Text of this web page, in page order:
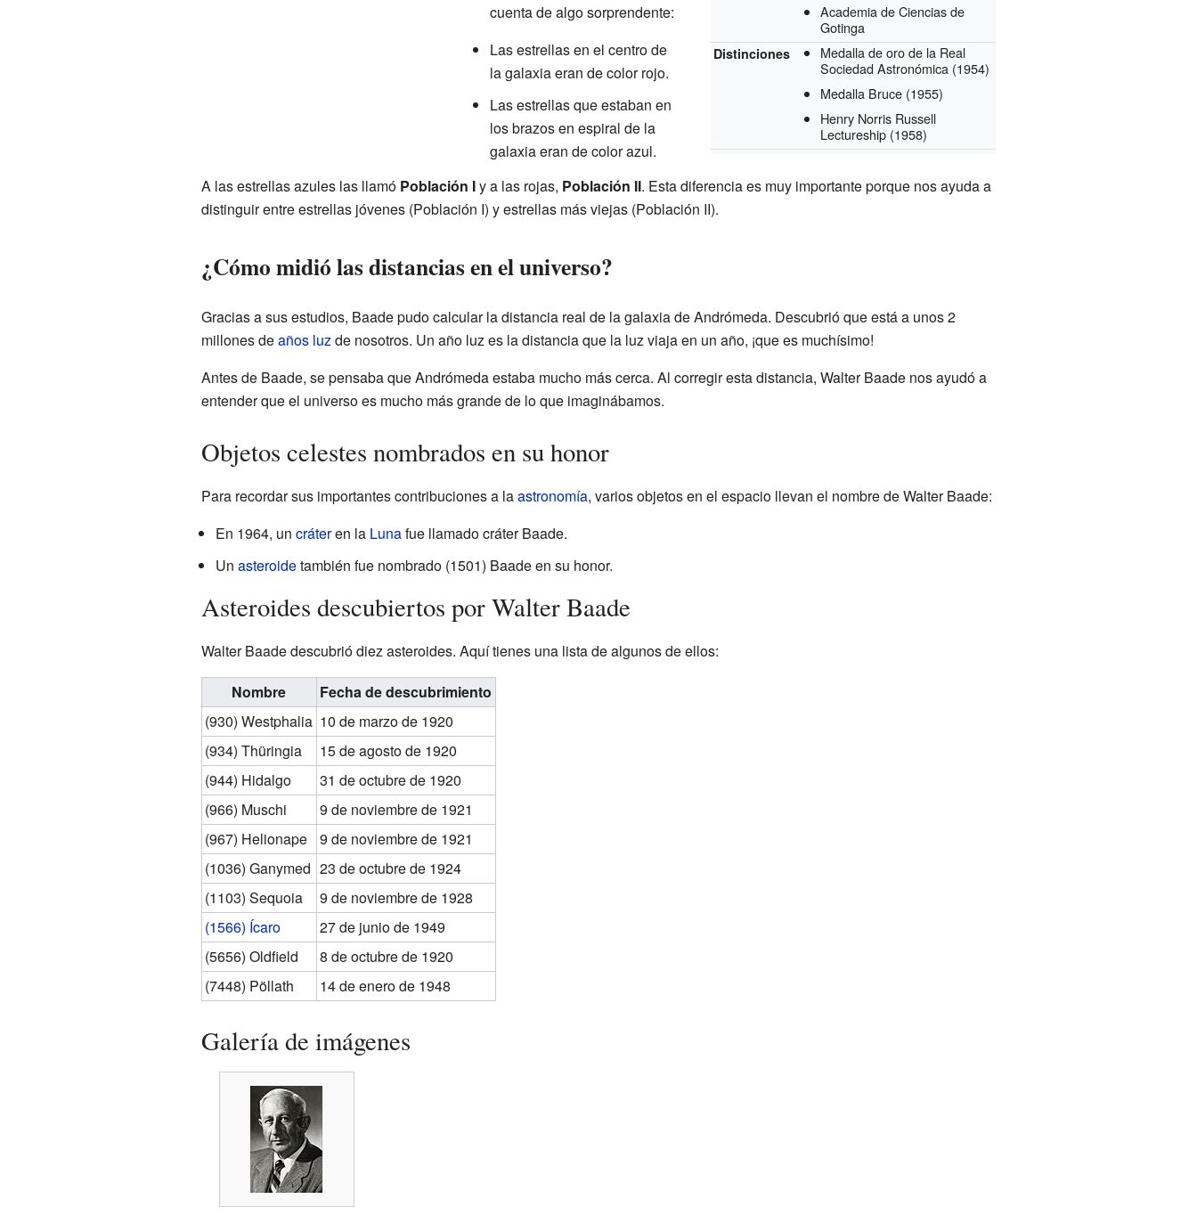
Academia de Ciencias de
Gotinga
Distinciones
Medalla de oro de la Real
Sociedad Astronómica (1954)
Medalla Bruce (1955)
Henry Norris Russell
Lectureship (1958)
cuenta de algo sorprendente:
Las estrellas en el centro de
la galaxia eran de color rojo.
Las estrellas que estaban en
los brazos en espiral de la
galaxia eran de color azul.
A las estrellas azules las llamó Población Iy a las rojas, Población II. Esta diferencia es muy importante porque nos ayuda a
distinguir entre estrellas jóvenes (Población I) y estrellas más viejas (Población II).
¿Cómo midió las distancias en el universo?
Gracias a sus estudios, Baade pudo calcular la distancia real de la galaxia de Andrómeda. Descubrió que está a unos 2
millones deaños luzde nosotros. Un año luz es la distancia que la luz viaja en un año, ¡que es muchísimo!
Antes de Baade, se pensaba que Andrómeda estaba mucho más cerca. Al corregir esta distancia, Walter Baade nos ayudó a
entender que el universo es mucho más grande de lo que imaginábamos.
Objetos celestes nombrados en su honor
Para recordar sus importantes contribuciones a laastronomía, varios objetos en el espacio llevan el nombre de Walter Baade:
En 1964, un cráteren la Lunafue llamado cráter Baade.
Un asteroidetambién fue nombrado (1501) Baade en su honor.
Asteroides descubiertos por Walter Baade
Walter Baade descubrió diez asteroides. Aquí tienes una lista de algunos de ellos:
Nombre
Fecha de descubrimiento
(930) Westphalia 10 de marzo de 1920
(934) Thüringia
15 de agosto de 1920
(944) Hidalgo
31 de octubre de 1920
(966) Muschi
9 de noviembre de 1921
(967) Helionape
9 de noviembre de 1921
(1036) Ganymed 23 de octubre de 1924
(1103) Sequoia
9 de noviembre de 1928
(1566) Ícaro
27 de junio de 1949
(5656) Oldfield
8 de octubre de 1920
(7448) Pöllath
14 de enero de 1948
Galería de imágenes